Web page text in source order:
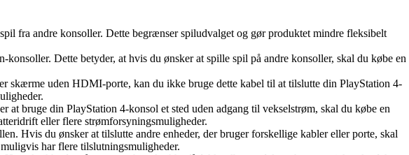
fra andre konsoller. Dette begrænser spiludvalget og gør produktet mindre fleksibelt
Dette betyder, at hvis du ønsker at spille spil på andre konsoller, skal du købe en
uden HDMI-porte, kan du ikke bruge dette kabel til at tilslutte din PlayStation 4-
bruge din PlayStation 4-konsol et sted uden adgang til vekselstrøm, skal du købe en
eller flere strømforsyningsmuligheder.
Hvis du ønsker at tilslutte andre enheder, der bruger forskellige kabler eller porte, skal
har flere tilslutningsmuligheder.